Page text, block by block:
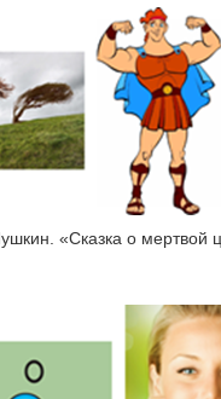
«Сказка о мертвой